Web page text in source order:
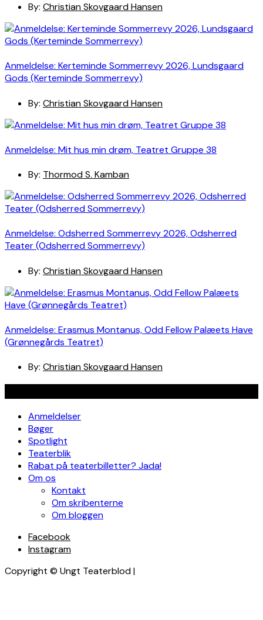
By: Christian Skovgaard Hansen
Anmeldelse: Kerteminde Sommerrevy 2026, Lundsgaard
Gods (Kerteminde Sommerrevy)
By: Christian Skovgaard Hansen
Anmeldelse: Mit hus min drøm, Teatret Gruppe 38
By: Thormod S. Kamban
Anmeldelse: Odsherred Sommerrevy 2026, Odsherred
Teater (Odsherred Sommerrevy)
By: Christian Skovgaard Hansen
Anmeldelse: Erasmus Montanus, Odd Fellow Palæets Have
(Grønnegårds Teatret)
By: Christian Skovgaard Hansen
Anmeldelser
Bøger
Spotlight
Teaterblik
Rabat på teaterbilletter? Jada!
Om os
Kontakt
Om skribenterne
Om bloggen
Facebook
Instagram
Copyright © Ungt Teaterblod |